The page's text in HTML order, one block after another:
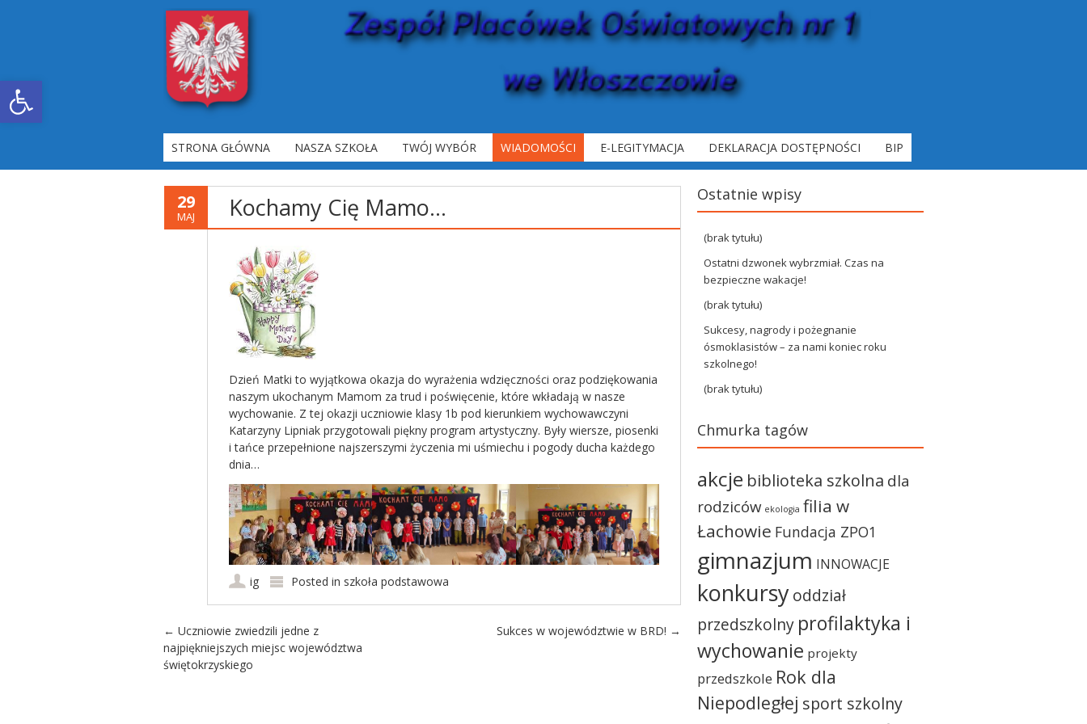
Otwórz pasek narzędzi
STRONA GŁÓWNA NASZA SZKOŁA TWÓJ WYBÓR WIADOMOŚCI E-LEGITYMACJA DEKLARACJA DOSTĘPNOŚCI BIP
29
MAJ Kochamy Cię Mamo…
Dzień Matki to wyjątkowa okazja do wyrażenia wdzięczności oraz podziękowania
naszym ukochanym Mamom za trud i poświęcenie, które wkładają w nasze
wychowanie. Z tej okazji uczniowie klasy 1b pod kierunkiem wychowawczyni
Katarzyny Lipniak przygotowali piękny program artystyczny. Były wiersze, piosenki
i tańce przepełnione najszerszymi życzenia mi uśmiechu i pogody ducha każdego
dnia…
ig Posted in szkoła podstawowa
Post navigation
← Uczniowie zwiedzili jedne z
najpiękniejszych miejsc województwa
świętokrzyskiego
Sukces w województwie w BRD! →
Ostatnie wpisy
(brak tytułu)
Ostatni dzwonek wybrzmiał. Czas na
bezpieczne wakacje!
(brak tytułu)
Sukcesy, nagrody i pożegnanie
ósmoklasistów – za nami koniec roku
szkolnego!
(brak tytułu)
Chmurka tagów
akcje biblioteka szkolna dla
rodziców ekologia filia w
Łachowie Fundacja ZPO1
gimnazjum INNOWACJE
konkursyoddział
przedszkolny profilaktyka i
wychowanie projekty
przedszkole Rok dla
Niepodległej sport szkolny